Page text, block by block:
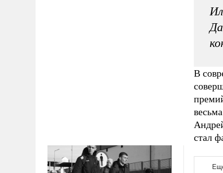
В
стал